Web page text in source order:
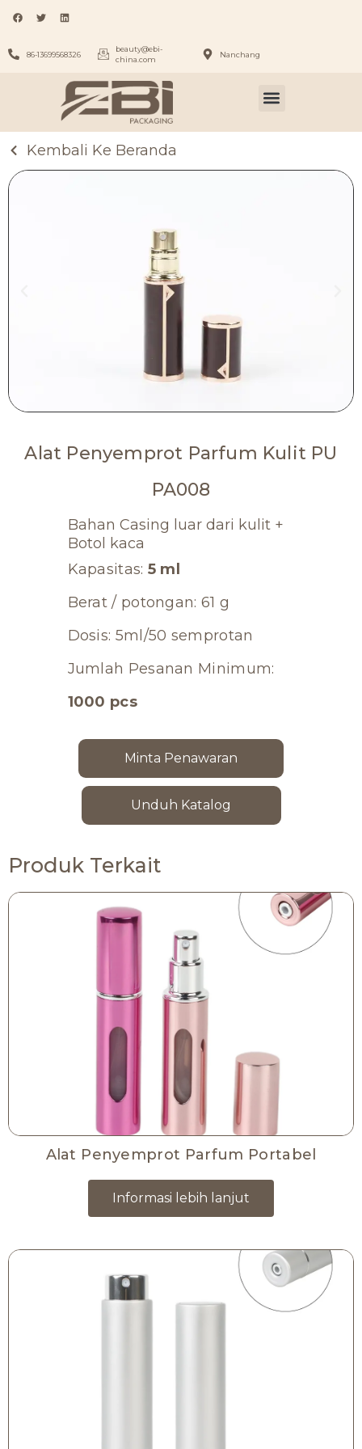
86-13699568326
beauty@ebi-
china.com
Nanchang
Kembali Ke Beranda
Alat Penyemprot Parfum Kulit PU
PA008
Bahan Casing luar dari kulit +
Botol kaca
Kapasitas: 5 ml
Berat / potongan: 61 g
Dosis: 5ml/50 semprotan
Jumlah Pesanan Minimum:
1000 pcs
Minta Penawaran
Unduh Katalog
Produk Terkait
Alat Penyemprot Parfum Portabel
Informasi lebih lanjut